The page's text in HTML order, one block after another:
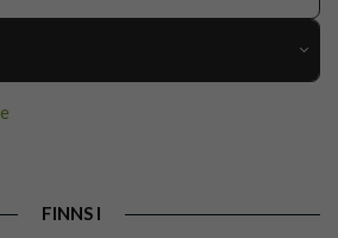
Miljövänlig, Trådlös laddning-kompatibel
FINNS I